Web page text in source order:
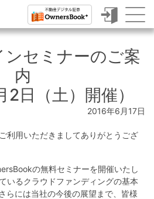
セミナーのご案
内
2日（土）開催）
2016年6月17日
利用いただきましてありがとうござ
の無料セミナーを開催いたし
いるクラウドファンディングの基本
らには当社の今後の展望まで、皆様